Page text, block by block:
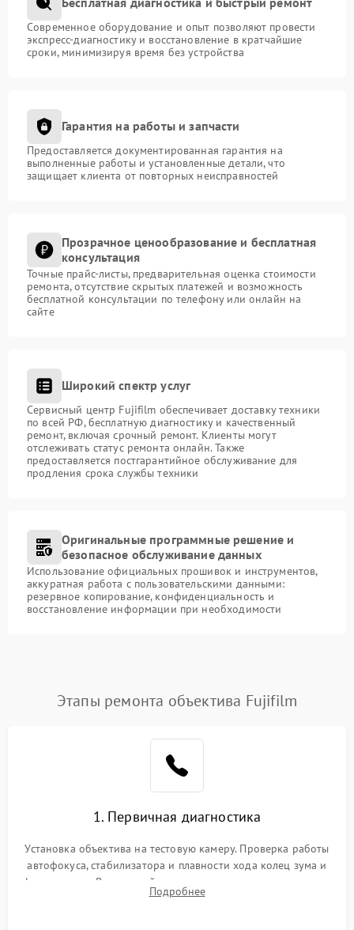
Современное оборудование и опыт позволяют провести
экспресс-диагностику и восстановление в кратчайшие
сроки, минимизируя время без устройства
Гарантия на работы и запчасти
Предоставляется документированная гарантия на
выполненные работы и установленные детали, что
защищает клиента от повторных неисправностей
Прозрачное ценообразование и бесплатная
консультация
Точные прайс-листы, предварительная оценка стоимости
ремонта, отсутствие скрытых платежей и возможность
бесплатной консультации по телефону или онлайн на
сайте
Широкий спектр услуг
Сервисный центр Fujifilm обеспечивает доставку техники
по всей РФ, бесплатную диагностику и качественный
ремонт, включая срочный ремонт. Клиенты могут
отслеживать статус ремонта онлайн. Также
предоставляется постгарантийное обслуживание для
продления срока службы техники
Оригинальные программные решение и
безопасное обслуживание данных
Использование официальных прошивок и инструментов,
аккуратная работа с пользовательскими данными:
резервное копирование, конфиденциальность и
восстановление информации при необходимости
Этапы ремонта объектива Fujifilm
1. Первичная диагностика
Установка объектива на тестовую камеру. Проверка работы
автофокуса, стабилизатора и плавности хода колец зума и
фокусировки. Визуальный осмотр линз на наличие царапин,
грибка, пыли и оценка состояния контактов байонета.
Подробнее